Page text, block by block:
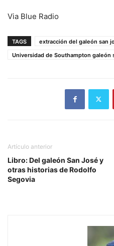
Via Blue Radio
TAGS
extracción del galeón san
Universidad de Southampton galeón
Artículo anterior
Libro: Del galeón San José y
otras historias de Rodolfo
Segovia